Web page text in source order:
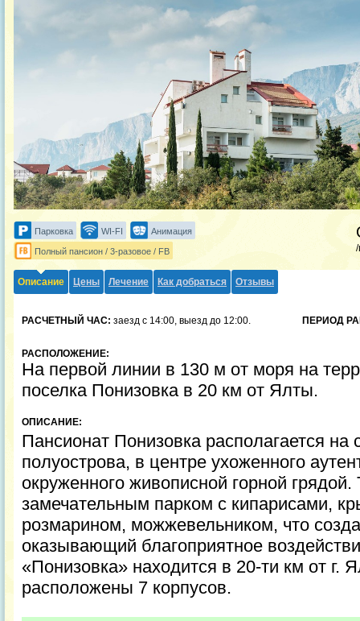
Парковка WI-FI Анимация
Полный пансион / 3-разовое / FB
Описание Цены Лечение Как добраться Отзывы
РАСЧЕТНЫЙ ЧАС: заезд с 14:00, выезд до 12:00. ПЕРИОД
РАСПОЛОЖЕНИЕ:
На первой линии в 130 м от моря на
поселка Понизовка в 20 км от Ялты.
ОПИСАНИЕ:
Пансионат Понизовка располагается
полуострова, в центре ухоженного
окруженного живописной горной
замечательным парком с кипарисами,
розмарином, можжевельником, что
оказывающий благоприятное
«Понизовка» находится в 20-ти км от г.
расположены 7 корпусов.